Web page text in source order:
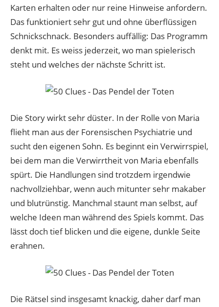
Karten erhalten oder nur reine Hinweise anfordern.
Das funktioniert sehr gut und ohne überflüssigen
Schnickschnack. Besonders auffällig: Das Programm
denkt mit. Es weiss jederzeit, wo man spielerisch
steht und welches der nächste Schritt ist.
Die Story wirkt sehr düster. In der Rolle von Maria
flieht man aus der Forensischen Psychiatrie und
sucht den eigenen Sohn. Es beginnt ein Verwirrspiel,
bei dem man die Verwirrtheit von Maria ebenfalls
spürt. Die Handlungen sind trotzdem irgendwie
nachvollziehbar, wenn auch mitunter sehr makaber
und blutrünstig. Manchmal staunt man selbst, auf
welche Ideen man während des Spiels kommt. Das
lässt doch tief blicken und die eigene, dunkle Seite
erahnen.
Die Rätsel sind insgesamt knackig, daher darf man